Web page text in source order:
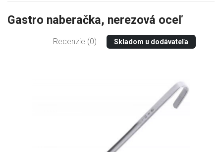
Gastro naberačka, nerezová oceľ
Recenzie (0) Skladom u dodávateľa